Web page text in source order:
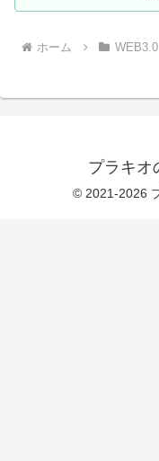
ホーム WEB3.0
プラキオ
© 2021-2026